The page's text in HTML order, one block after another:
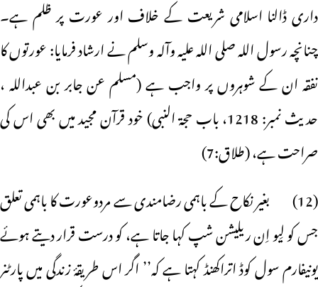
داری ڈالنا اسلامی شریعت کے خلاف اور عورت پر ظلم ہے۔
چنانچہ رسول اللہ صلی اللہ علیہ وآلہ وسلم نے ارشاد فرمایا: عورتوں کا
نفقہ ان کے شوہروں پر واجب ہے (مسلم عن جابر بن عبداللہ ،
حدیث نمبر: 1218، باب حجۃ النبی) خود قرآن مجید میں بھی اس کی
صراحت ہے، (طلاق:7)
(12) بغیر نکاح کے باہمی رضامندی سے مردوعورت کا باہمی تعلق
جس کو لِیو اِن ریلیشن شپ کہا جاتا ہے، کو درست قرار دیتے ہوئے
یونیفارم سول کوڈ اتراکھنڈ کہتا ہے کہ’’ اگر اس طریقۂ زندگی میں پارٹنر